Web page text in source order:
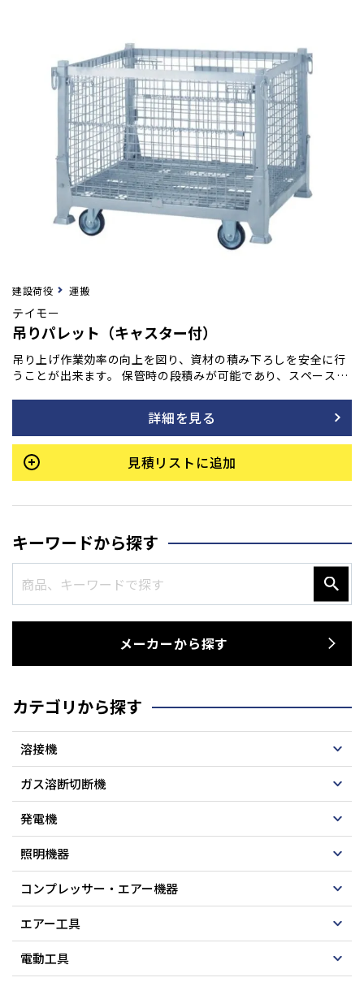
キーワードから探す
メーカーから探す
カテゴリから探す
溶接機
ガス溶断切断機
発電機
照明機器
コンプレッサー・エアー機器
エアー工具
電動工具
建設荷役 運搬
テイモー
吊りパレット（キャスター付）
吊り上げ作業効率の向上を図り、資材の積み下ろしを安全に行
うことが出来ます。 保管時の段積みが可能であり、スペースが
詳細を見る
見積リストに追加